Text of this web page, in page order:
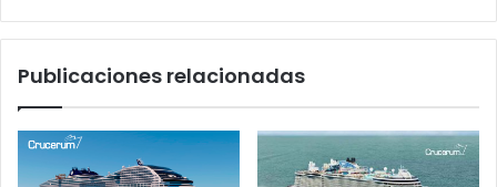
Publicaciones relacionadas